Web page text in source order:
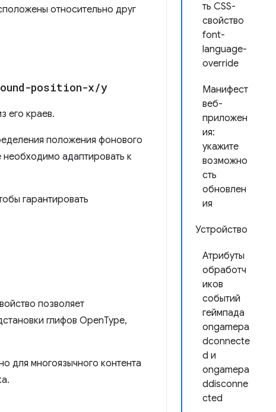
ть CSS-
свойство
font-
language-
override
Манифест
веб-
приложен
ия:
укажите
возможно
сть
обновлен
ия
Устройство
Атрибуты
обработч
иков
событий
геймпада
ongamepa
dconnecte
d и
ongamepa
ddisconne
cted
относительно друг
position-x/y
его краев.
положения фонового
адаптировать к
гарантировать
позволяет
глифов OpenType,
для многоязычного контента